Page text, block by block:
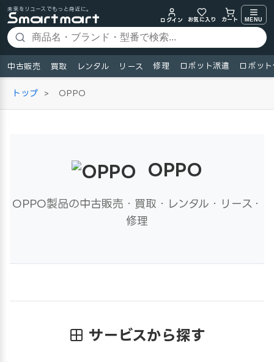
未来をリユースでもっと身近に。
ログイン
お気に入り カート MENU
中古販売 買取 レンタル リース 修理 ロボット派遣 ロボッ
トップ > OPPO
OPPO
OPPO製品の中古販売・買取・レンタル・リース・
修理
サービスから探す